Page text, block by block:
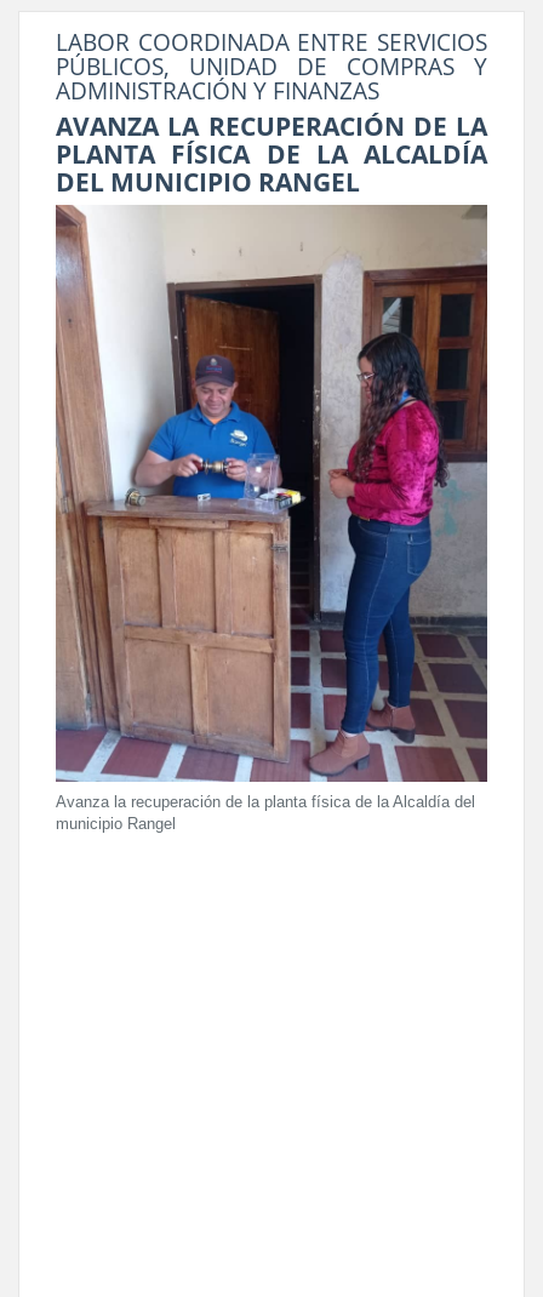
LABOR COORDINADA ENTRE SERVICIOS
PÚBLICOS, UNIDAD DE COMPRAS Y
ADMINISTRACIÓN Y FINANZAS
AVANZA LA RECUPERACIÓN DE LA
PLANTA FÍSICA DE LA ALCALDÍA
DEL MUNICIPIO RANGEL
Avanza la recuperación de la planta física de la Alcaldía del
municipio Rangel